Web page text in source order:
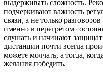
выдерживать сложность.
подчеркивают важность
связи, а не только
именно в перегретом
слушать и начинают
дистанции почти всегда
можете молчать, а тогда,
желания победить.